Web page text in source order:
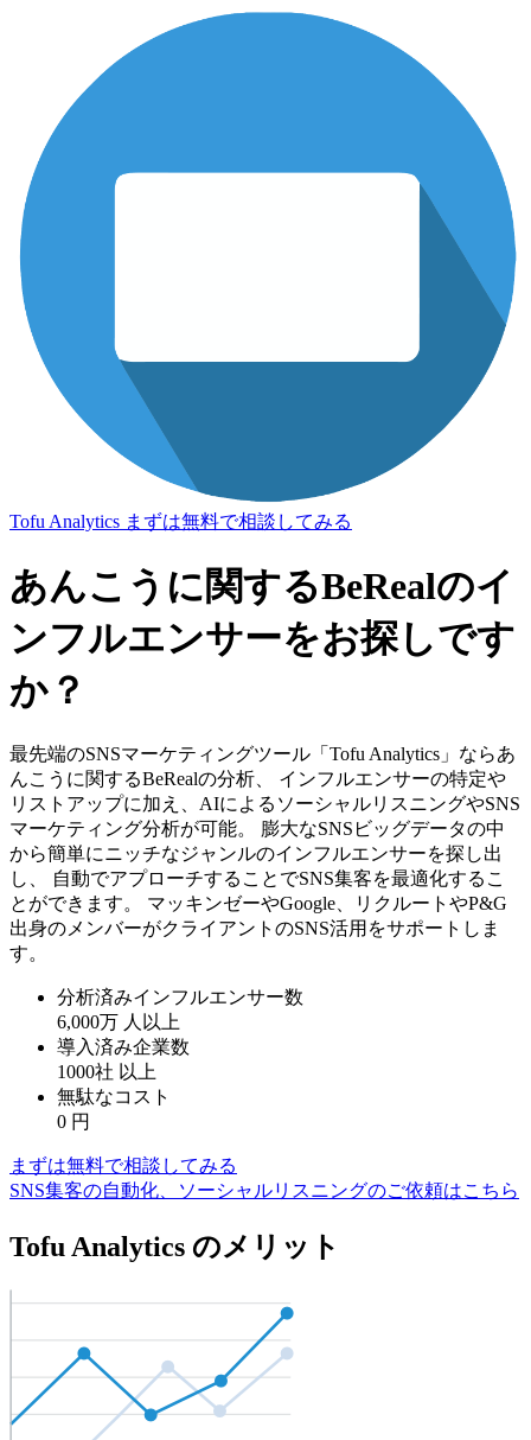
Tofu Analytics まずは無料で相談してみる
あんこうに関するBeRealのイ
ンフルエンサーをお探しです
か？
最先端のSNSマーケティングツール「Tofu Analytics」ならあ
んこうに関するBeRealの分析、 インフルエンサーの特定や
リストアップに加え、AIによるソーシャルリスニングやSNS
マーケティング分析が可能。 膨大なSNSビッグデータの中
から簡単にニッチなジャンルのインフルエンサーを探し出
し、 自動でアプローチすることでSNS集客を最適化するこ
とができます。 マッキンゼーやGoogle、リクルートやP&G
出身のメンバーがクライアントのSNS活用をサポートしま
す。
分析済みインフルエンサー数
6,000万 人以上
導入済み企業数
1000社 以上
無駄なコスト
0 円
まずは無料で相談してみる
SNS集客の自動化、ソーシャルリスニングのご依頼はこちら
Tofu Analytics のメリット